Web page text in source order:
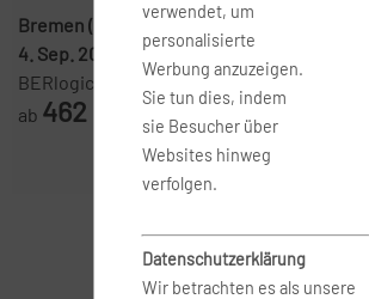
Bremen ( BRE ) -Thessaloniki ( SKG )
4. Sep. 2026
8. Sep. 2026
BERlogic
ab 462
verwendet, um
personalisierte
Werbung anzuzeigen.
Sie tun dies, indem
sie Besucher über
Websites hinweg
verfolgen.
Datenschutzerklärung
Wir betrachten es als unsere